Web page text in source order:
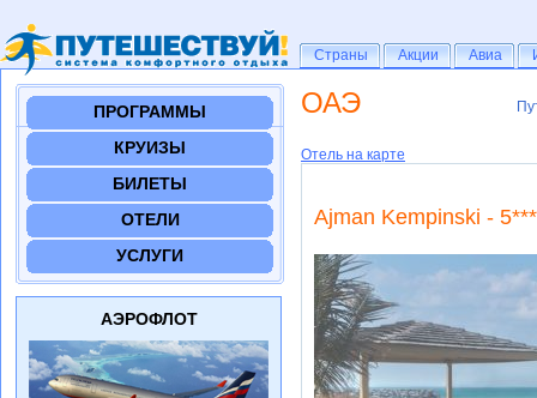
ОАЭ
Отель на карте
Ajman Kempinski -
ПРОГРАММЫ
КРУИЗЫ
БИЛЕТЫ
ОТЕЛИ
УСЛУГИ
АЭРОФЛОТ
Страны
Страны Акции
Акции Авиа
Авиа